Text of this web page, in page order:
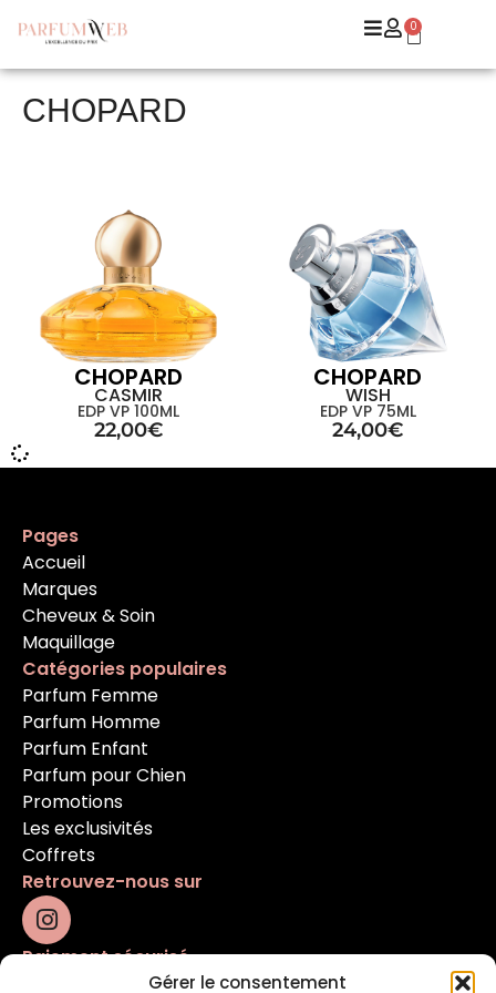
Gérer le consentement
0
CHOPARD
CHOPARD
CASMIR
EDP VP 100ML
22,00€
CHOPARD
WISH
EDP VP 75ML
24,00€
Pages
Accueil
Marques
Cheveux & Soin
Maquillage
Catégories populaires
Parfum Femme
Parfum Homme
Parfum Enfant
Parfum pour Chien
Promotions
Les exclusivités
Coffrets
Retrouvez-nous sur
Paiement sécurisé